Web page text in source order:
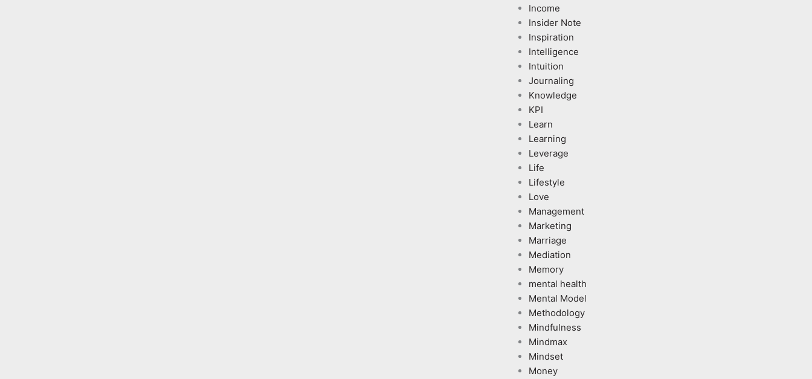
Income
Insider Note
Inspiration
Intelligence
Intuition
Journaling
Knowledge
KPI
Learn
Learning
Leverage
Life
Lifestyle
Love
Management
Marketing
Marriage
Mediation
Memory
mental health
Mental Model
Methodology
Mindfulness
Mindmax
Mindset
Money